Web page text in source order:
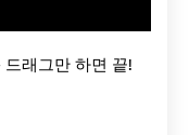
래그만 하면 끝!